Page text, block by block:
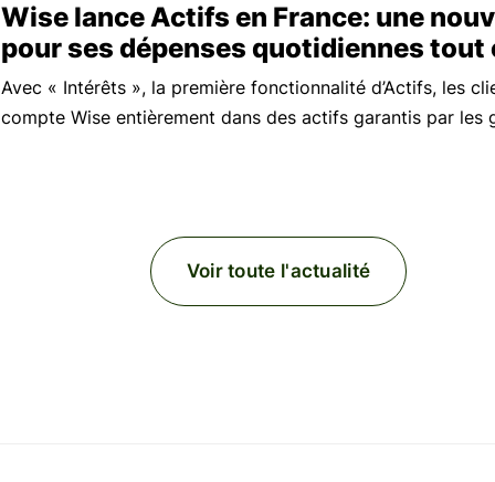
Wise lance Actifs en France: une
pour ses dépenses quotidiennes tout
Avec « Intérêts », la première fonctionnalité d’Actifs, les
compte Wise entièrement dans des actifs garantis par les
Voir toute l'actualité